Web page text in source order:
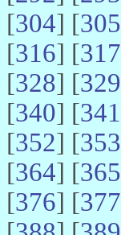
[304] [305
[316] [317
[328] [329
[340] [341
[352] [353
[364] [365
[376] [377